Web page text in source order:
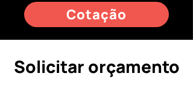
Cotação
Solicitar orçamento